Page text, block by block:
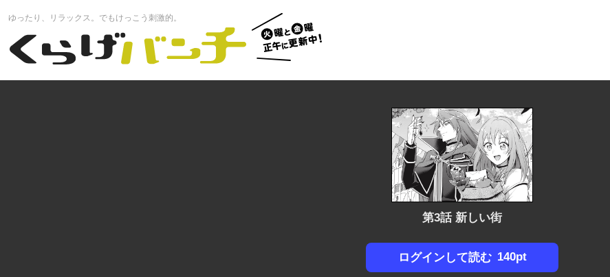
くらげバンチ
火曜と金
曜正午に
更新中！
ゆったり、リラックス。でもけっこう刺激的。
第3話 新しい街
ログインして読む 140pt